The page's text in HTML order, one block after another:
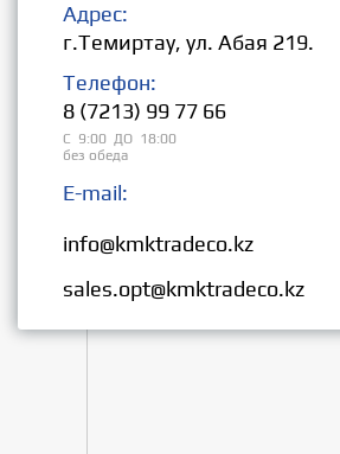
Адрес:
г.Темиртау, ул. Абая 219.
Телефон:
8 (7213) 99 77 66
С 9:00 ДО 18:00
без обеда
E-mail:
info@kmktradeco.kz
sales.opt@kmktradeco.kz